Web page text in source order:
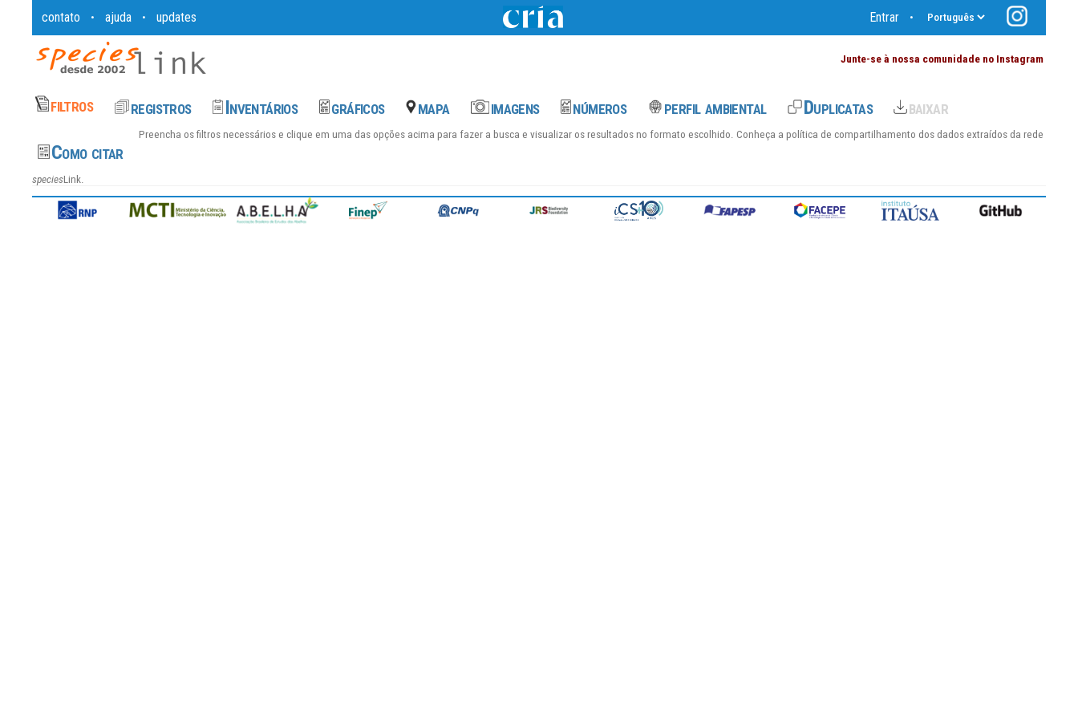
contato • ajuda • updates Entrar •
Junte-se à nossa comunidade no Instagram
Preencha os filtros necessários e clique em uma das opções acima para fazer a busca e visualizar os resultados no formato escolhido. Conheça a política de compartilhamento dos dados extraídos da rede
speciesLink.